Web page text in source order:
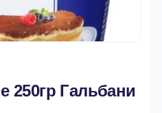
250гр Гальбани